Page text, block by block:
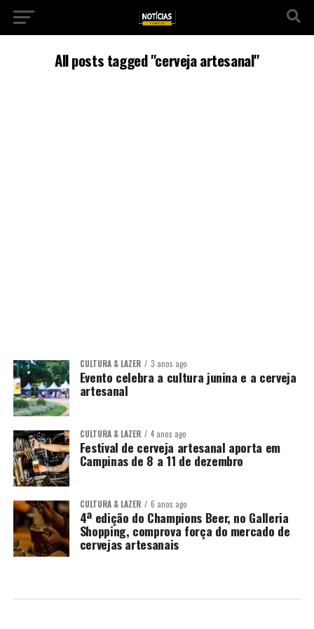
All posts tagged "cerveja artesanal"
CULTURA & LAZER 3 anos ago
Evento celebra a cultura junina e a cerveja
artesanal
CULTURA & LAZER 4 anos ago
Festival de cerveja artesanal aporta em
Campinas de 8 a 11 de dezembro
CULTURA & LAZER 6 anos ago
4ª edição do Champions Beer, no Galleria
Shopping, comprova força do mercado de
cervejas artesanais